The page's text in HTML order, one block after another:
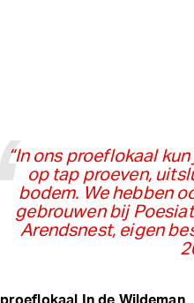
“In ons proeflokaal
op tap proeven,
bodem. We hebben
gebrouwen bij Poesiat
Arendsnest, eigen
In de Wildeman